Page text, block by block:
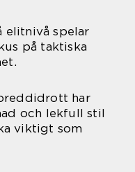
elitnivå spelar
på taktiska
har
och lekfull stil
viktigt som